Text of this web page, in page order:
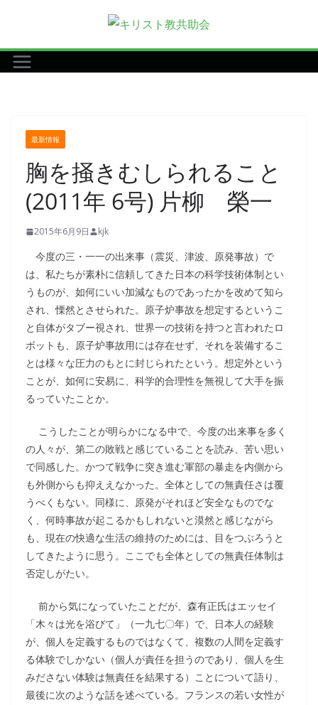
テ
ン
最新情報
胸を掻きむしられること
(2011年 6号) 片柳 榮一
2015年6月9日 kjk
今度の三・一一の出来事（震災、津波、原発事故）で
は、私たちが素朴に信頼してきた日本の科学技術体制とい
うものが、如何にいい加減なものであったかを改めて知ら
され、慄然とさせられた。原子炉事故を想定するというこ
と自体がタブー視され、世界一の技術を持つと言われたロ
ボットも、原子炉事故用には存在せず、それを装備するこ
とは様々な圧力のもとに封じられたという。想定外という
ことが、如何に安易に、科学的合理性を無視して大手を振
るっていたことか。
こうしたことが明らかになる中で、今度の出来事を多く
の人々が、第二の敗戦と感じていることを読み、苦い思い
で同感した。かつて戦争に突き進む軍部の暴走を内側から
も外側からも抑ええなかった。全体としての無責任さは覆
うべくもない。同様に、原発がそれほど安全なものでな
く、何時事故が起こるかもしれないと漠然と感じながら
も、現在の快適な生活の維持のためには、目をつぶろうと
してきたように思う。ここでも全体としての無責任体制は
否定しがたい。
前から気になっていたことだが、森有正氏はエッセイ
「木々は光を浴びて」（一九七〇年）で、日本人の経験
が、個人を定義するものではなくて、複数の人間を定義す
る体験でしかない（個人が責任を担うのであり、個人を生
みださない体験は無責任を結果する）ことについて語り、
最後に次のような話を述べている。フランスの若い女性が